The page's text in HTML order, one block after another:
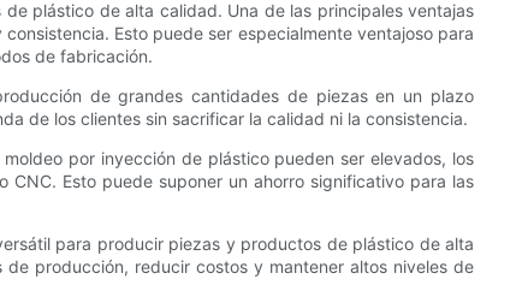
plástico de alta calidad. Una de las principales ventajas
Esto puede ser especialmente ventajoso para
de fabricación.
de grandes cantidades de piezas en un plazo
de los clientes sin sacrificar la calidad ni la consistencia.
por inyección de plástico pueden ser elevados, los
Esto puede suponer un ahorro significativo para las
para producir piezas y productos de plástico de alta
producción, reducir costos y mantener altos niveles de